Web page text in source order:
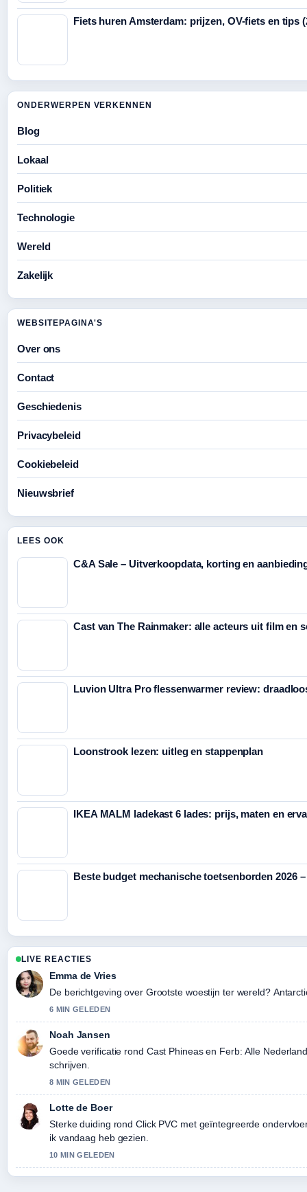
Fiets huren Amsterdam: prijzen, OV-fiets en tips
ONDERWERPEN VERKENNEN
Blog
Lokaal
Politiek
Technologie
Wereld
Zakelijk
WEBSITEPAGINA'S
Over ons
Contact
Geschiedenis
Privacybeleid
Cookiebeleid
Nieuwsbrief
LEES OOK
C&A Sale – Uitverkoopdata, korting en
Cast van The Rainmaker: alle acteurs uit film en
Luvion Ultra Pro flessenwarmer review:
Loonstrook lezen: uitleg en stappenplan
IKEA MALM ladekast 6 lades: prijs, maten en
Beste budget mechanische toetsenborden 2026
LIVE REACTIES
Emma de Vries
De berichtgeving over Grootste woestijn ter wereld?
6 MIN GELEDEN
Noah Jansen
Goede verificatie rond Cast Phineas en Ferb: Alle
schrijven.
8 MIN GELEDEN
Lotte de Boer
Sterke duiding rond Click PVC met geïntegreerde
ik vandaag heb gezien.
10 MIN GELEDEN